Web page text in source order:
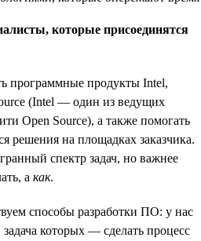
которые присоединятся
программные продукты Intel,
(Intel — один из ведущих
Open Source), а также помогать
решения на площадках заказчика.
спектр задач, но важнее
а как.
способы разработки ПО: у нас
которых — сделать процесс